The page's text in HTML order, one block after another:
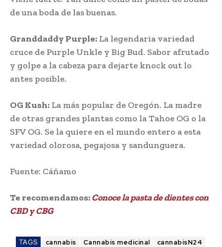
de una boda de las buenas.
Granddaddy Purple: La legendaria variedad
cruce de Purple Unkle y Big Bud. Sabor afrutado
y golpe a la cabeza para dejarte knock out lo
antes posible.
OG Kush: La más popular de Oregón. La madre
de otras grandes plantas como la Tahoe OG o la
SFV OG. Se la quiere en el mundo entero a esta
variedad olorosa, pegajosa y sandunguera.
Fuente: Cáñamo
Te recomendamos:Conoce la pasta de dientes con
CBD y CBG
TAGS cannabis Cannabis medicinal
cannabisN24